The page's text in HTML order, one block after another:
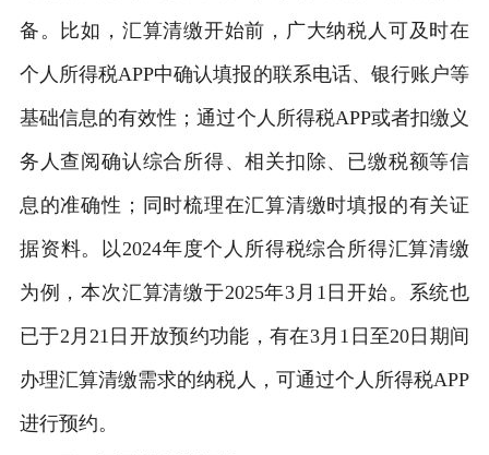
备。比如，汇算清缴开始前，广大纳税人可及时在
个人所得税APP中确认填报的联系电话、银行账户等
基础信息的有效性；通过个人所得税APP或者扣缴义
务人查阅确认综合所得、相关扣除、已缴税额等信
息的准确性；同时梳理在汇算清缴时填报的有关证
据资料。以2024年度个人所得税综合所得汇算清缴
为例，本次汇算清缴于2025年3月1日开始。系统也
已于2月21日开放预约功能，有在3月1日至20日期间
办理汇算清缴需求的纳税人，可通过个人所得税APP
进行预约。